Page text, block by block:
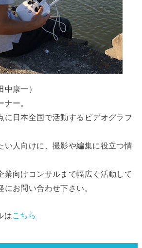
康一）
ー。
に日本全国で活動するビデオグラフ
い人向けに、撮影や編集に役立つ情
業向けコンサルまで幅広く活動して
お問い合わせ下さい。
はこちら